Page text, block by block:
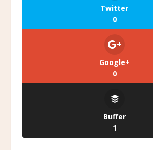
Twitter
0
Google+
0
Buffer
1